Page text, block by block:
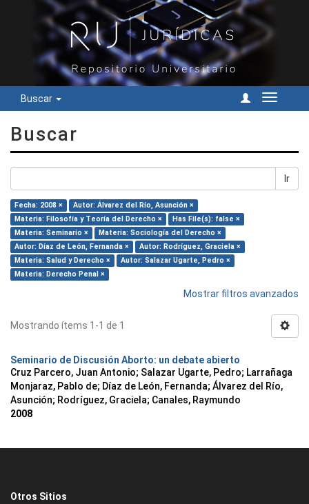
Buscar
Cambiar
Buscar
Ir
Fecha: 2008 ×
Autor: Álvarez del Río, Asunción ×
Materia: Filosofía y Teoría del Derecho ×
Has File(s): false ×
Materia: Seminario ×
Materia: Sociología del Derecho ×
Autor: Díaz de León, Fernanda ×
Autor: Rodríguez, Graciela ×
Materia: Salud y Derecho ×
Autor: Salazar Ugarte, Pedro ×
Materia: Derecho Penal ×
Mostrar filtros avanzados
Mostrando ítems 1-1 de 1
Seminario de Discusión Aborto: un debate abierto
Cruz Parcero, Juan Antonio; Salazar Ugarte, Pedro; Larrañaga
Monjaraz, Pablo de; Díaz de León, Fernanda; Álvarez del Río,
Asunción; Rodríguez, Graciela; Canales, Raymundo
2008
Otros Sitios